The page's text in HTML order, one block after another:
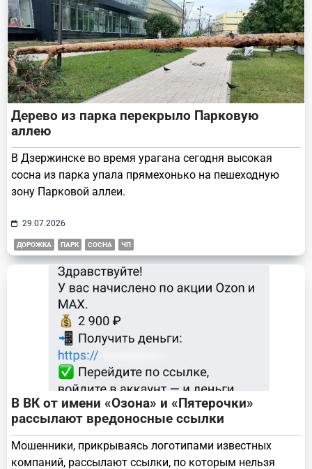
Дерево из парка перекрыло Парковую
аллею
В Дзержинске во время урагана сегодня высокая
сосна из парка упала прямехонько на пешеходную
зону Парковой аллеи.
29.07.2026
ДОРОЖКА ПАРК СОСНА ЧП
В ВК от имени «Озона» и «Пятерочки»
рассылают вредоносные ссылки
Мошенники, прикрываясь логотипами известных
компаний, рассылают ссылки, по которым нельзя